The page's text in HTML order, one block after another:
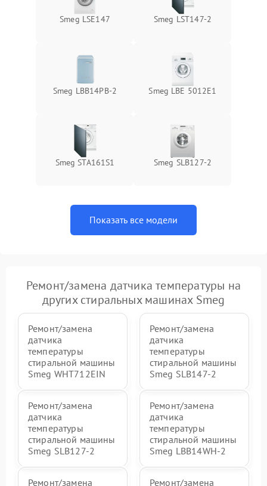
Smeg LSE147 Smeg LST147-2
Smeg LBB14PB-2 Smeg LBE 5012E1
Smeg STA161S1 Smeg SLB127-2
Показать все модели
Ремонт/замена датчика температуры на
других стиральных машинах Smeg
Ремонт/замена
датчика
температуры
стиральной машины
Smeg WHT712EIN
Ремонт/замена
датчика
температуры
стиральной машины
Smeg SLB147-2
Ремонт/замена
датчика
температуры
стиральной машины
Smeg SLB127-2
Ремонт/замена
датчика
температуры
стиральной машины
Smeg LBB14WH-2
Ремонт/замена Ремонт/замена